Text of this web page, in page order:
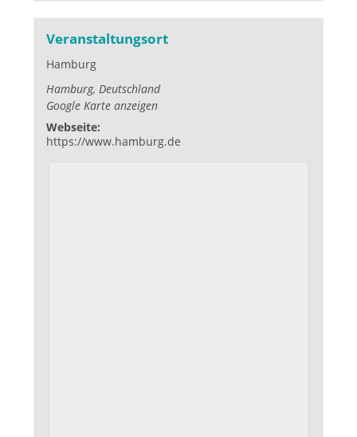
Veranstaltungsort
Hamburg
Hamburg, Deutschland
Google Karte anzeigen
Webseite:
https://www.hamburg.de